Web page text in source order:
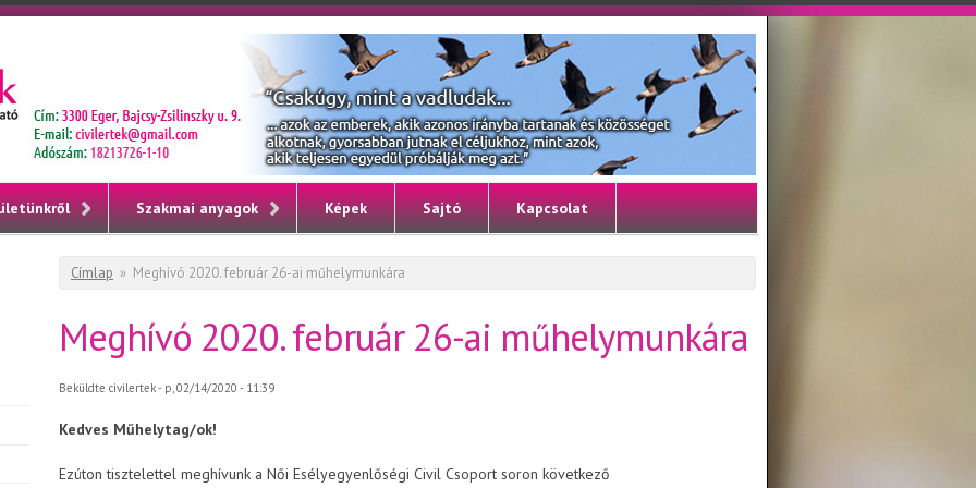
Szakmai anyagok Képek Sajtó Kapcsolat
Jelenlegi hely
Címlap » Meghívó 2020. február 26-ai műhelymunkára
Meghívó 2020. február 26-ai műhelymunkára
Beküldte civilertek- p, 02/14/2020 - 11:39
Kedves Műhelytag/ok!
Ezúton tisztelettel meghívunk a Női Esélyegyenlőségi Civil Csoport soron következő